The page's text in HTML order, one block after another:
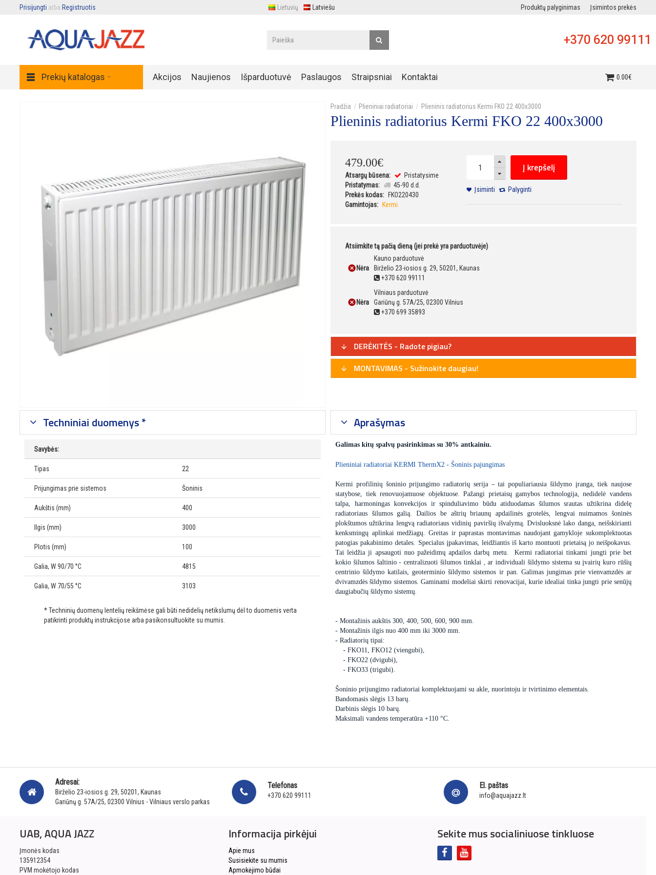
Prisijungti arba Registruotis Lietuvių Latviešu Produktų palyginimas Įsimintos prekės
+370 620 99111
Prekių katalogas Akcijos Naujienos Išparduotuvė Paslaugos Straipsniai Kontaktai 0.00€
Plieniniai radiatoriai Plieninis radiatorius Kermi FKO 22 400x3000
Plieninis radiatorius Kermi FKO 22 400x3000
479.00€
Atsargų būsena:
Pristatysime
Pristatymas:
45-90 d.d.
Prekės kodas:
FKO220430
Gamintojas:
Kermi
Į krepšelį
Įsiminti Palyginti
Atsiimkite tą pačią dieną (jei prekė yra parduotuvėje)
Nėra
Kauno parduotuvė
Birželio 23-iosios g. 29, 50201, Kaunas
+370 620 99111
Nėra
Vilniaus parduotuvė
Gariūnų g. 57A/25, 02300 Vilnius
+370 699 35893
DERĖKITĖS - Radote pigiau?
MONTAVIMAS - Sužinokite daugiau!
Techniniai duomenys *
Savybės:
Tipas 22
Prijungimas prie sistemos Šoninis
Aukštis (mm) 400
Ilgis (mm) 3000
Plotis (mm) 100
Galia, W 90/70 °C 4815
Galia, W 70/55 °C 3103
* Techninių duomenų lentelių reikšmėse gali būti nedidelių netikslumų dėl to duomenis verta
patikrinti produktų instrukcijose arba pasikonsultuokite su mumis.
Aprašymas
Galimas kitų spalvų pasirinkimas su 30% antkainiu.
Plieniniai radiatoriai KERMI ThermX2 - Šoninis pajungimas
Kermi profilinių šoninio prijungimo radiatorių serija – tai populiariausia šildymo įranga, tiek naujose
statybose, tiek renovuojamuose objektuose. Pažangi prietaisų gamybos technologija, nedidelė vandens
talpa, harmoningas konvekcijos ir spinduliavimo būdu atiduodamas šilumos srautas užtikrina didelę
radiatoriaus šilumos galią. Dailios be aštrių briaunų apdailinės grotelės, lengvai nuimamos šoninės
plokštumos užtikrina lengvą radiatoriaus vidinių paviršių išvalymą. Dvisluoksnė lako danga, neišskirianti
kenksmingų aplinkai medžiagų. Greitas ir paprastas montavimas naudojant gamykloje sukomplektuotas
patogias pakabinimo detales. Specialus įpakavimas, leidžiantis iš karto montuoti prietaisą jo neišpokavus.
Tai leidžia ji apsaugoti nuo pažeidimų apdailos darbų metu. Kermi radiatoriai tinkami jungti prie bet
kokio šilumos šaltinio - centralizuoti šilumos tinklai , ar individuali šildymo sistema su įvairių kuro rūšių
centrinio šildymo katilais, geoterminio šildymo sistemos ir pan. Galimas jungimas prie vienvamzdės ar
dvivamzdės šildymo sistemos. Gaminami modeliai skirti renovacijai, kurie idealiai tinka jungti prie senūjų
daugiabučių šildymo sistemų.
- Montažinis aukštis 300, 400, 500, 600, 900 mm.
- Montažinis ilgis nuo 400 mm iki 3000 mm.
- Radiatorių tipai:
- FKO11, FKO12 (viengubi),
- FKO22 (dvigubi),
- FKO33 (trigubi).
Šoninio prijungimo radiatoriai komplektuojami su akle, nuorintoju ir tvirtinimo elementais.
Bandomasis slėgis 13 barų.
Darbinis slėgis 10 barų.
Maksimali vandens temperatūra +110 °C.
Adresai:
Birželio 23-iosios g. 29, 50201, Kaunas
Gariūnų g. 57A/25, 02300 Vilnius - Vilniaus verslo parkas
Telefonas
+370 620 99111
El. paštas
info@aquajazz.lt
UAB, AQUA JAZZ
Įmonės kodas
135912354
PVM mokėtojo kodas
Informacija pirkėjui
Apie mus
Susisiekite su mumis
Apmokėjimo būdai
Sekite mus socialiniuose tinkluose